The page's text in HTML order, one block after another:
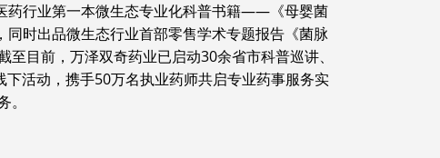
药行业第一本微生态专业化科普书籍——《母婴菌
时出品微生态行业首部零售学术专题报告《菌脉
目前，万泽双奇药业已启动30余省市科普巡讲、
活动，携手50万名执业药师共启专业药事服务实